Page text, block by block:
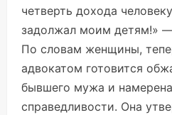
четверть дохода
задолжал моим детям!» —
По словам женщины,
адвокатом готовится
бывшего мужа и
справедливости. Она